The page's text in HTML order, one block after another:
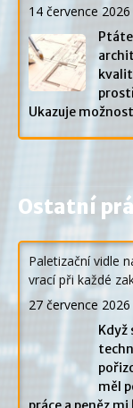
14 července 2026
Ukazuje
Ostatní
Paletizační vidle
vrací při každé
27 července 2026
Když
měl